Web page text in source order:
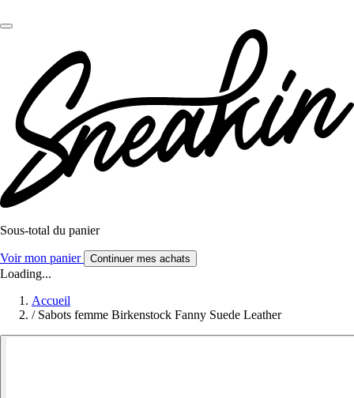
Sous-total du panier
Voir mon panier Continuer mes achats
Loading...
Accueil
/ Sabots femme Birkenstock Fanny Suede Leather